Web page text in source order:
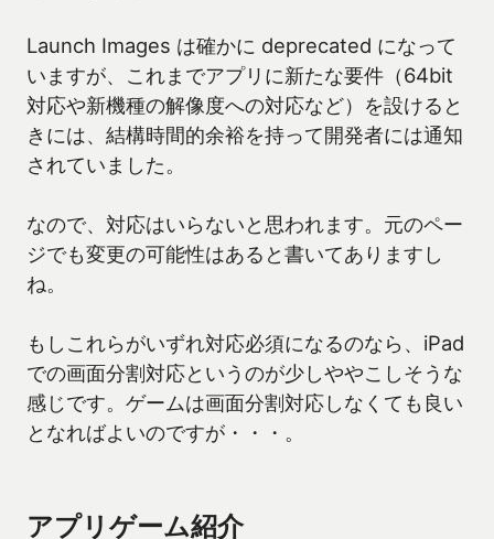
Launch Images は確かに deprecated になって
いますが、これまでアプリに新たな要件（64bit
対応や新機種の解像度への対応など）を設けると
きには、結構時間的余裕を持って開発者には通知
されていました。
なので、対応はいらないと思われます。元のペー
ジでも変更の可能性はあると書いてありますし
ね。
もしこれらがいずれ対応必須になるのなら、iPad
での画面分割対応というのが少しややこしそうな
感じです。ゲームは画面分割対応しなくても良い
となればよいのですが・・・。
アプリゲーム紹介